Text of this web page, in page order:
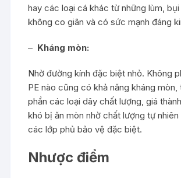
hay các loại cá khác từ những lùm,
không co giãn và có sức mạnh đáng
– Kháng mòn:
Nhờ đường kính đặc biệt nhỏ. Không
PE nào cũng có khả năng kháng mòn,
phần các loại dây chất lượng, giá
khó bị ăn mòn nhờ chất lượng tự
các lớp phủ bảo vệ đặc biệt.
Nhược điểm